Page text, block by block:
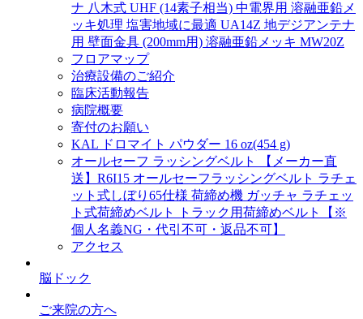
ナ 八木式 UHF (14素子相当) 中電界用 溶融亜鉛メ
ッキ処理 塩害地域に最適 UA14Z 地デジアンテナ
用 壁面金具 (200mm用) 溶融亜鉛メッキ MW20Z
フロアマップ
治療設備のご紹介
臨床活動報告
病院概要
寄付のお願い
KAL ドロマイト パウダー 16 oz(454 g)
オールセーフ ラッシングベルト 【メーカー直
送】R6I15 オールセーフラッシングベルト ラチェ
ット式しぼり65仕様 荷締め機 ガッチャ ラチェッ
ト式荷締めベルト トラック用荷締めベルト【※
個人名義NG・代引不可・返品不可】
アクセス
脳ドック
ご来院の方へ